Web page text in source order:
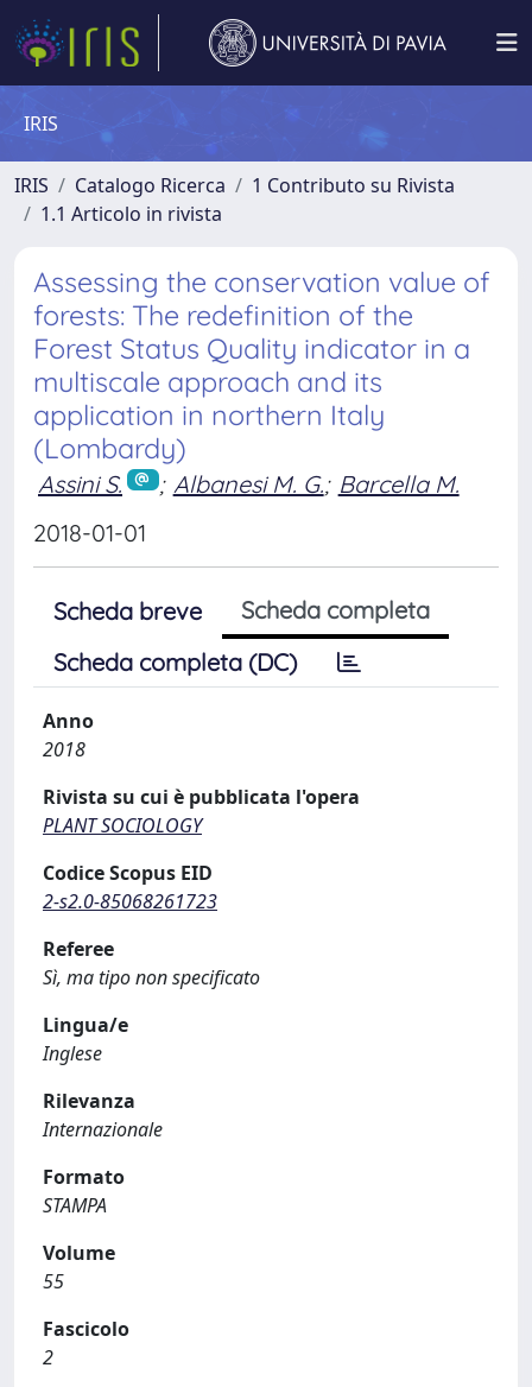
IRIS
IRIS Catalogo Ricerca
1 Contributo su Rivista
1.1 Articolo in rivista
Assessing the conservation value of
forests: The redefinition of the
Forest Status Quality indicator in a
multiscale approach and its
application in northern Italy
(Lombardy)
Assini S. ; Albanesi M. G.; Barcella M.
2018-01-01
Scheda breve
Scheda completa
Scheda completa (DC)
Anno
2018
Rivista su cui è pubblicata l'opera
PLANT SOCIOLOGY
Codice Scopus EID
2-s2.0-85068261723
Referee
Sì, ma tipo non specificato
Lingua/e
Inglese
Rilevanza
Internazionale
Formato
STAMPA
Volume
55
Fascicolo
2